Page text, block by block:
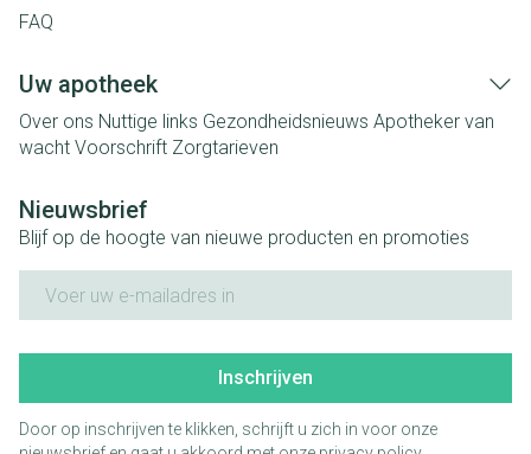
FAQ
Uw apotheek
Over ons Nuttige links Gezondheidsnieuws Apotheker van
wacht Voorschrift Zorgtarieven
Nieuwsbrief
Blijf op de hoogte van nieuwe producten en promoties
Inschrijven
Door op inschrijven te klikken, schrijft u zich in voor onze